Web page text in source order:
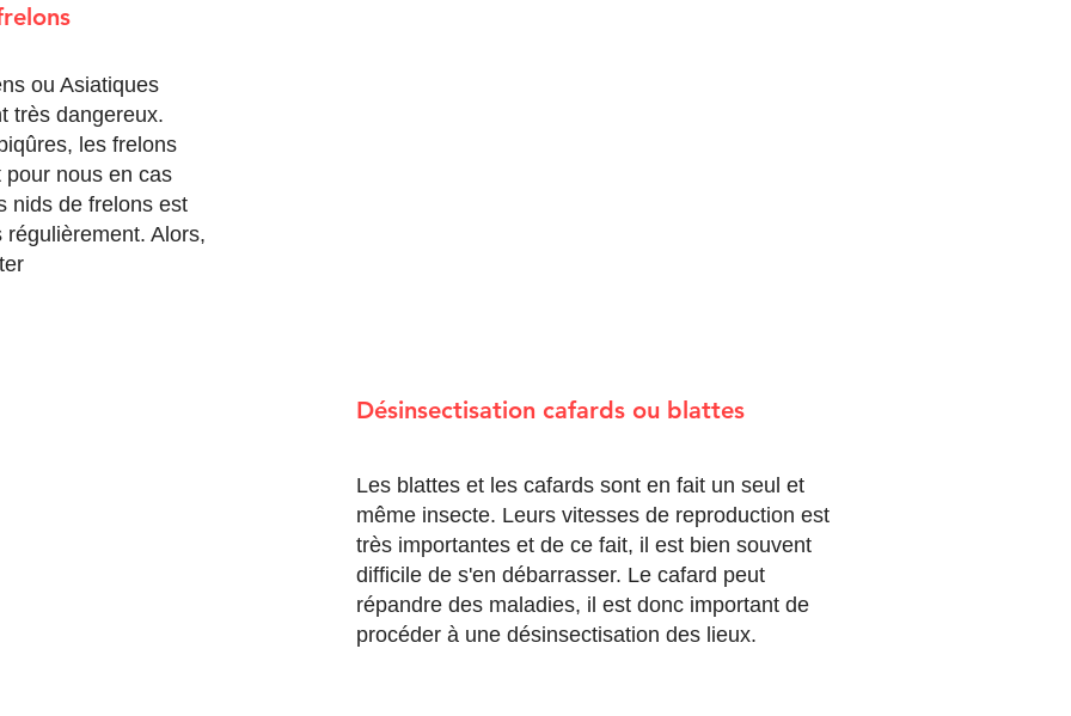
ou Asiatiques
très dangereux.
les frelons
nous en cas
nids de frelons est
Alors,
Désinsectisation cafards ou blattes
Les blattes et les cafards sont en fait un seul et
même insecte. Leurs vitesses de reproduction est
très importantes et de ce fait, il est bien souvent
difficile de s'en débarrasser. Le cafard peut
répandre des maladies, il est donc important de
procéder à une désinsectisation des lieux.